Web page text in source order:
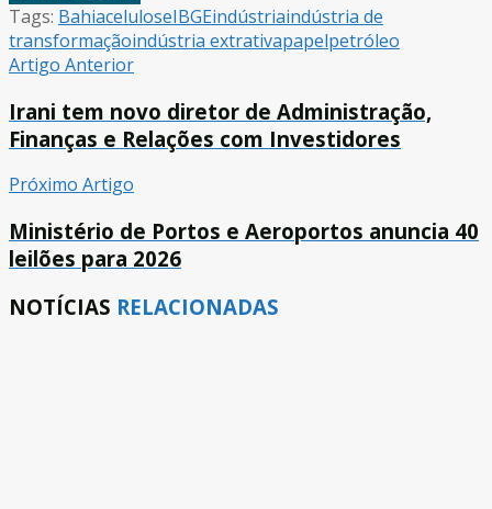
Tags: BahiaceluloseIBGEindústriaindústria de
transformaçãoindústria extrativapapelpetróleo
Artigo Anterior
Irani tem novo diretor de Administração,
Finanças e Relações com Investidores
Próximo Artigo
Ministério de Portos e Aeroportos anuncia 40
leilões para 2026
NOTÍCIAS RELACIONADAS